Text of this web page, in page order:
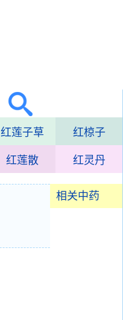
红莲子草 红椋子
红莲散 红灵丹
相关中药